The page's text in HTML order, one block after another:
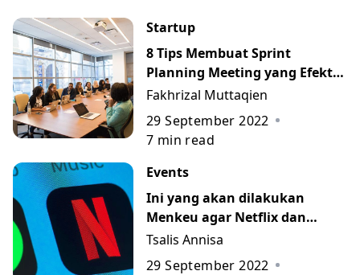
Startup
8 Tips Membuat Sprint
Planning Meeting yang Efektif
dan Efisien
Fakhrizal Muttaqien
29 September 2022
7 min read
Events
Ini yang akan dilakukan
Menkeu agar Netflix dan
Spotify bayar pajak
Tsalis Annisa
29 September 2022